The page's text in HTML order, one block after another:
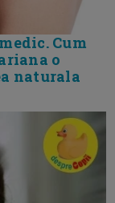
Cum
o
naturala